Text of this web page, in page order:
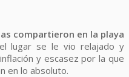
compartieron en la playa
lugar se le vio relajado y
y escasez por la que
en lo absoluto.